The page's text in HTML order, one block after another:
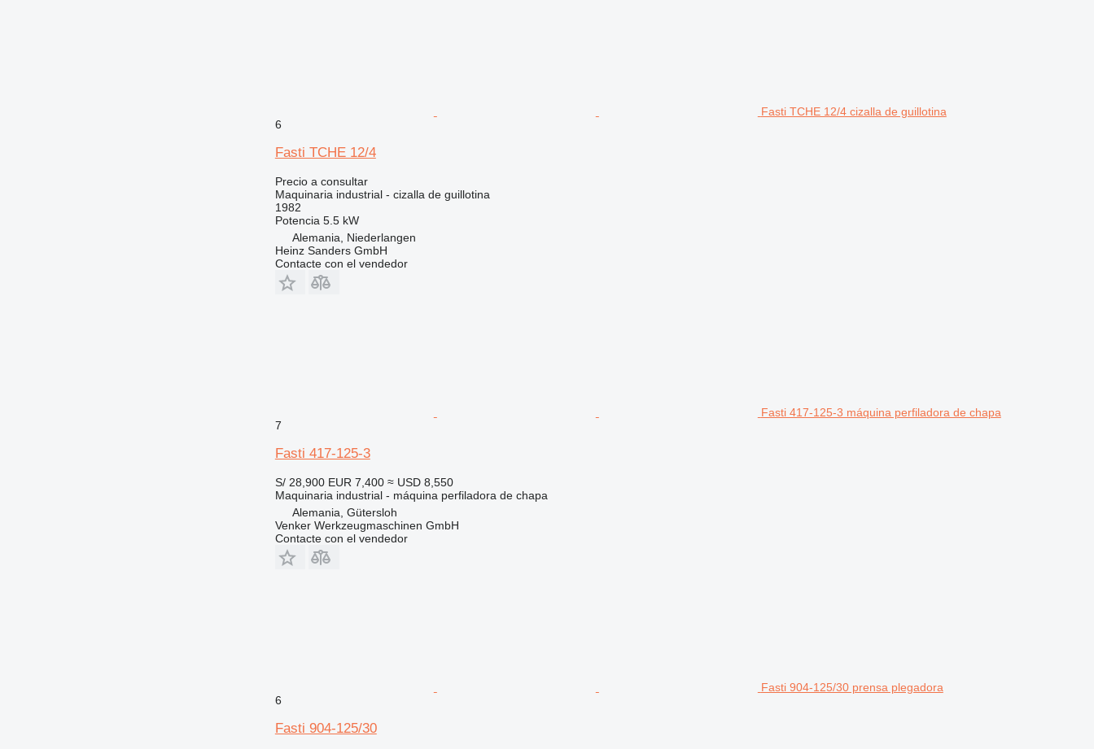
Fasti TCHE 12/4 cizalla de guillotina
6
Fasti TCHE 12/4
Precio a consultar
Maquinaria industrial - cizalla de guillotina
1982
Potencia 5.5 kW
Alemania, Niederlangen
Heinz Sanders GmbH
Contacte con el vendedor
Fasti 417-125-3 máquina perfiladora de chapa
7
Fasti 417-125-3
S/ 28,900 EUR 7,400 ≈ USD 8,550
Maquinaria industrial - máquina perfiladora de chapa
Alemania, Gütersloh
Venker Werkzeugmaschinen GmbH
Contacte con el vendedor
Fasti 904-125/30 prensa plegadora
6
Fasti 904-125/30